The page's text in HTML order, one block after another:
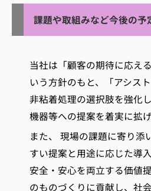
課題や取組みなど今後の予
当社は「顧客の期待に応え
いう方針のもと、「アシス
非粘着処理の選択肢を強化
機器等への提案を着実に拡げ
また、 現場の課題に寄り添
すい提案と用途に応じた導
安全・安心を両立する価値
のものづくりに貢献し、社